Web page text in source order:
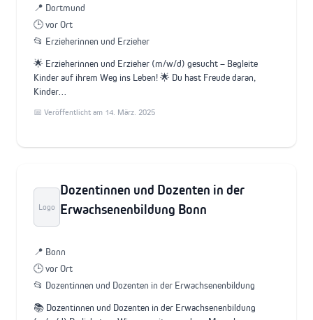
📍 Dortmund
🕒 vor Ort
📂 Erzieherinnen und Erzieher
🌟 Erzieherinnen und Erzieher (m/w/d) gesucht – Begleite
Kinder auf ihrem Weg ins Leben! 🌟 Du hast Freude daran,
Kinder…
📅 Veröffentlicht am 14. März. 2025
Logo
Dozentinnen und Dozenten in der
Erwachsenenbildung Bonn
📍 Bonn
🕒 vor Ort
📂 Dozentinnen und Dozenten in der Erwachsenenbildung
📚 Dozentinnen und Dozenten in der Erwachsenenbildung